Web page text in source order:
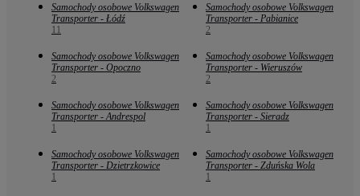
Samochody osobowe Volkswagen
Transporter - Łódź
11
Samochody osobowe Volkswagen
Transporter - Pabianice
2
Samochody osobowe Volkswagen
Transporter - Opoczno
2
Samochody osobowe Volkswagen
Transporter - Wieruszów
2
Samochody osobowe Volkswagen
Transporter - Andrespol
1
Samochody osobowe Volkswagen
Transporter - Sieradz
1
Samochody osobowe Volkswagen
Transporter - Dzietrzkowice
1
Samochody osobowe Volkswagen
Transporter - Zduńska Wola
1